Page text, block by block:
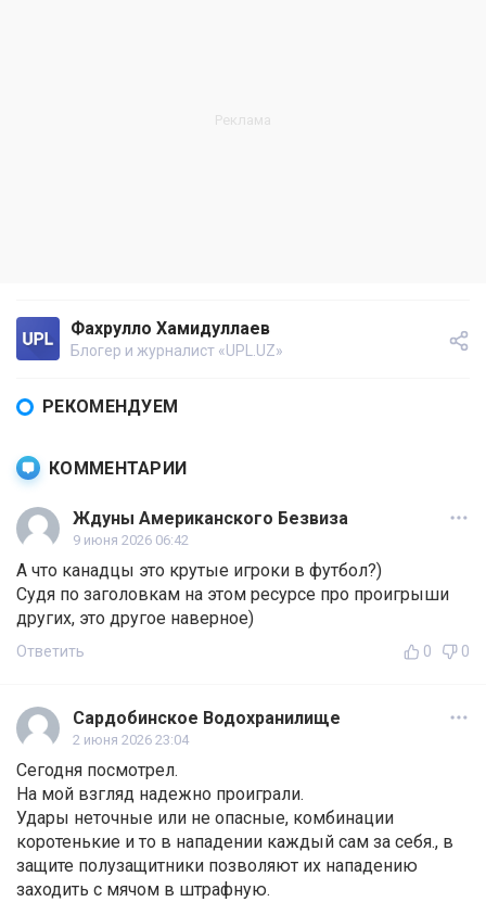
Фахрулло Хамидуллаев
Блогер и журналист «UPL.UZ»
РЕКОМЕНДУЕМ
КОММЕНТАРИИ
Ждуны Американского Безвиза
9 июня 2026 06:42
А что канадцы это крутые игроки в футбол?)
Судя по заголовкам на этом ресурсе про проигрыши
других, это другое наверное)
Ответить 0 0
Сардобинское Водохранилище
2 июня 2026 23:04
Сегодня посмотрел.
На мой взгляд надежно проиграли.
Удары неточные или не опасные, комбинации
коротенькие и то в нападении каждый сам за себя., в
защите полузащитники позволяют их нападению
заходить с мячом в штрафную.